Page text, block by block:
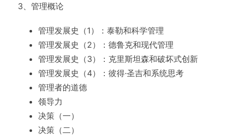
3、管理概论
管理发展史（1）：泰勒和科学管理
管理发展史（2）：德鲁克和现代管理
管理发展史（3）：克里斯坦森和破坏式创新
管理发展史（4）：彼得·圣吉和系统思考
管理者的道德
领导力
决策（一）
决策（二）